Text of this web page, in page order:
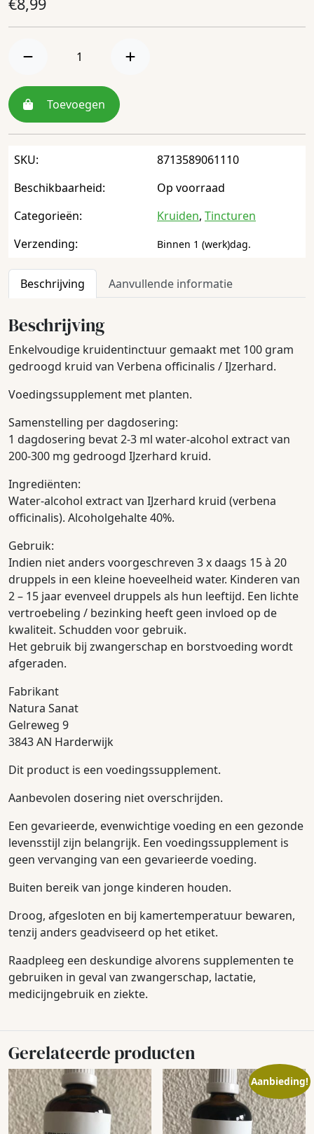
Toevoegen
SKU:
8713589061110
Beschikbaarheid:
Op voorraad
Categorieën:
Kruiden, Tincturen
Verzending:
Binnen 1 (werk)dag.
Beschrijving Aanvullende informatie
Beschrijving
Enkelvoudige kruidentinctuur gemaakt met 100 gram
gedroogd kruid van Verbena officinalis / IJzerhard.
Voedingssupplement met planten.
Samenstelling per dagdosering:
1 dagdosering bevat 2-3 ml water-alcohol extract van
200-300 mg gedroogd IJzerhard kruid.
Ingrediënten:
Water-alcohol extract van IJzerhard kruid (verbena
officinalis). Alcoholgehalte 40%.
Gebruik:
Indien niet anders voorgeschreven 3 x daags 15 à 20
druppels in een kleine hoeveelheid water. Kinderen van
2 – 15 jaar evenveel druppels als hun leeftijd. Een lichte
vertroebeling / bezinking heeft geen invloed op de
kwaliteit. Schudden voor gebruik.
Het gebruik bij zwangerschap en borstvoeding wordt
afgeraden.
Fabrikant
Natura Sanat
Gelreweg 9
3843 AN Harderwijk
Dit product is een voedingssupplement.
Aanbevolen dosering niet overschrijden.
Een gevarieerde, evenwichtige voeding en een gezonde
levensstijl zijn belangrijk. Een voedingssupplement is
geen vervanging van een gevarieerde voeding.
Buiten bereik van jonge kinderen houden.
Droog, afgesloten en bij kamertemperatuur bewaren,
tenzij anders geadviseerd op het etiket.
Raadpleeg een deskundige alvorens supplementen te
gebruiken in geval van zwangerschap, lactatie,
medicijngebruik en ziekte.
Gerelateerde producten
Aanbieding!